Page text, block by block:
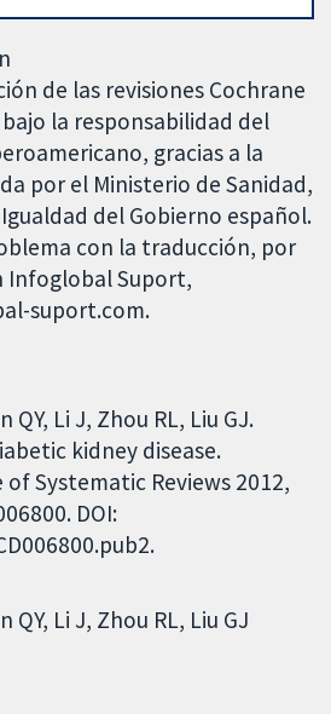
de las revisiones Cochrane
la responsabilidad del
gracias a la
por el Ministerio de Sanidad,
del Gobierno español.
con la traducción, por
Infoglobal Suport,
suport.com.
QY, Li J, Zhou RL, Liu GJ.
kidney disease.
Systematic Reviews 2012,
DOI:
QY Li J Zhou RL Liu GJ